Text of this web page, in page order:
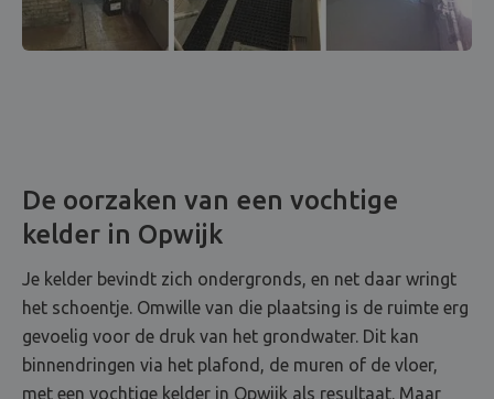
De oorzaken van een vochtige
kelder in Opwijk
Je kelder bevindt zich ondergronds, en net daar wringt
het schoentje. Omwille van die plaatsing is de ruimte erg
gevoelig voor de druk van het grondwater. Dit kan
binnendringen via het plafond, de muren of de vloer,
met een vochtige kelder in Opwijk als resultaat. Maar